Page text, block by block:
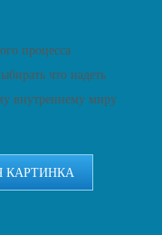
процесса
что надеть
внутреннему миру
КАРТИНКА